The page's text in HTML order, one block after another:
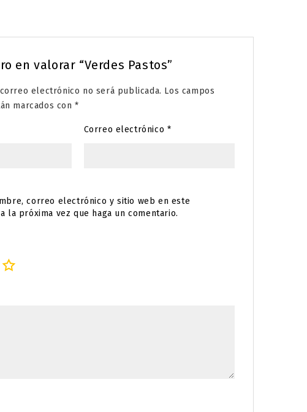
en valorar “Verdes Pastos”
electrónico no será publicada. Los campos
marcados con*
Correo electrónico *
correo electrónico y sitio web en este
la próxima vez que haga un comentario.